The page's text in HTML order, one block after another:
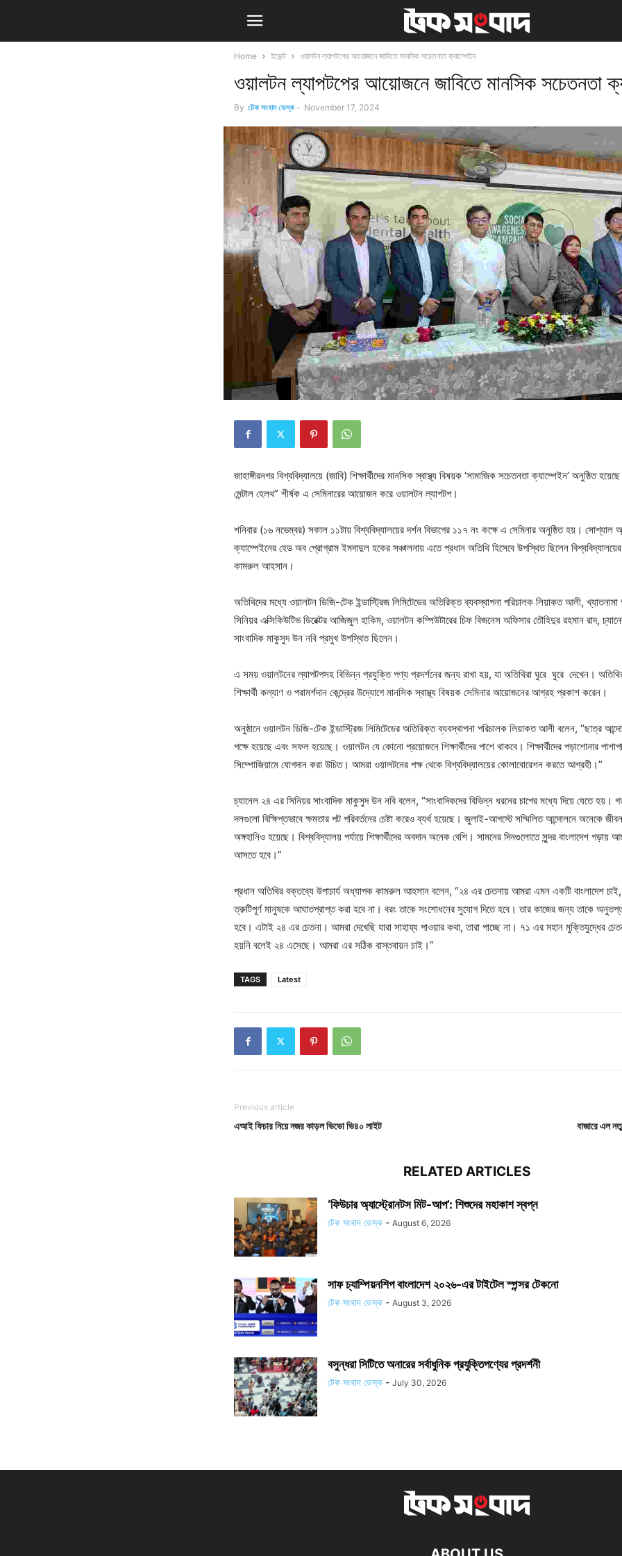
Home ইভেন্ট ওয়ালটন ল্যাপটপের আয়োজনে জাবিতে মানসিক সচেতনতা ক্যাম্পেইন
ওয়ালটন ল্যাপটপের আয়োজনে জাবিতে মানসিক সচেতনতা
By টেক সংবাদ ডেস্ক - November 17, 2024
জাহাঙ্গীরনগর বিশ্ববিদ্যালয়ে (জাবি) শিক্ষার্থীদের মানসিক স্বাস্থ্য বিষয়ক ‘সামাজিক সচেতনতা ক্যাম্পেইন’ অনুষ্ঠিত
মেন্টাল হেলথ” শীর্ষক এ সেমিনারের আয়োজন করে ওয়ালটন ল্যাপটপ।
শনিবার (১৬ নভেম্বর) সকাল ১১টায় বিশ্ববিদ্যালয়ের দর্শন বিভাগের ১১৭ নং কক্ষে এ সেমিনার অনুষ্ঠিত হয়। সোশ্যাল
ক্যাম্পেইনের হেড অব প্রোগ্রাম ইমদাদুল হকের সঞ্চালনায় এতে প্রধান অতিথি হিসেবে উপস্থিত ছিলেন
কামরুল আহসান।
অতিথিদের মধ্যে ওয়ালটন ডিজি-টেক ইন্ডাস্ট্রিজ লিমিটেডের অতিরিক্ত ব্যবস্থাপনা পরিচালক লিয়াকত আলী,
সিনিয়র এক্সিকিউটিভ ডিরেক্টর আজিজুল হাকিম, ওয়ালটন কম্পিউটারের চিফ বিজনেস অফিসার তৌহিদুর রহমান রাদ,
সাংবাদিক মাকুসুদ উন নবি প্রমুখ উপস্থিত ছিলেন।
এ সময় ওয়ালটনের ল্যাপটপসহ বিভিন্ন প্রযুক্তি পণ্য প্রদর্শনের জন্য রাখা হয়, যা অতিথিরা ঘুরে ঘুরে দেখেন।
শিক্ষার্থী কল্যাণ ও পরামর্শদান কেন্দ্রের উদ্যোগে মানসিক স্বাস্থ্য বিষয়ক সেমিনার আয়োজনের আগ্রহ প্রকাশ করেন।
অনুষ্ঠানে ওয়ালটন ডিজি-টেক ইন্ডাস্ট্রিজ লিমিটেডের অতিরিক্ত ব্যবস্থাপনা পরিচালক লিয়াকত আলী বলেন, “ছাত্র
পক্ষে হয়েছে এবং সফল হয়েছে। ওয়ালটন যে কোনো প্রয়োজনে শিক্ষার্থীদের পাশে থাকবে। শিক্ষার্থীদের পড়াশোনার
সিম্পোজিয়ামে যোগদান করা উচিত। আমরা ওয়ালটনের পক্ষ থেকে বিশ্ববিদ্যালয়ের কোলাবোরেশন করতে আগ্রহী।”
চ্যানেল ২৪ এর সিনিয়র সাংবাদিক মাকুসুদ উন নবি বলেন, “সাংবাদিকদের বিভিন্ন ধরনের চাপের মধ্যে দিয়ে যেতে হয়।
দলগুলো বিক্ষিপ্তভাবে ক্ষমতার পট পরিবর্তনের চেষ্টা করেও ব্যর্থ হয়েছে। জুলাই-আগস্টে সম্মিলিত আন্দোলনে অনেকে
অঙ্গহানিও হয়েছে। বিশ্ববিদ্যালয় পর্যায়ে শিক্ষার্থীদের অবদান অনেক বেশি। সামনের দিনগুলোতে সুন্দর বাংলাদেশ গড়ায়
আসতে হবে।”
প্রধান অতিথির বক্তব্যে উপাচার্য অধ্যাপক কামরুল আহসান বলেন, “২৪ এর চেতনায় আমরা এমন একটি বাংলাদেশ
ত্রুটিপূর্ণ মানুষকে আঘাতপ্রাপ্ত করা হবে না। বরং তাকে সংশোধনের সুযোগ দিতে হবে। তার কাজের জন্য তাকে
হবে। এটাই ২৪ এর চেতনা। আমরা দেখেছি যারা সাহায্য পাওয়ার কথা, তারা পাচ্ছে না। ৭১ এর মহান মুক্তিযুদ্ধের
হয়নি বলেই ২৪ এসেছে। আমরা এর সঠিক বাস্তবায়ন চাই।”
TAGS Latest
Previous article
এআই ফিচার নিয়ে নজর কাড়ল ভিভো ভি৪০ লাইট বাজারে এল
RELATED ARTICLES
‘ফিউচার অ্যাস্ট্রোনটস মিট-আপ’: শিশুদের মহাকাশ স্বপ্ন
টেক সংবাদ ডেস্ক - August 6, 2026
সাফ চ্যাম্পিয়নশিপ বাংলাদেশ ২০২৬-এর টাইটেল স্পন্সর টেকনো
টেক সংবাদ ডেস্ক - August 3, 2026
বসুন্ধরা সিটিতে অনারের সর্বাধুনিক প্রযুক্তিপণ্যের প্রদর্শনী
টেক সংবাদ ডেস্ক - July 30, 2026